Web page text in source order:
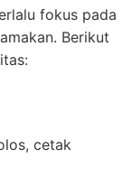
fokus pada
Berikut
cetak